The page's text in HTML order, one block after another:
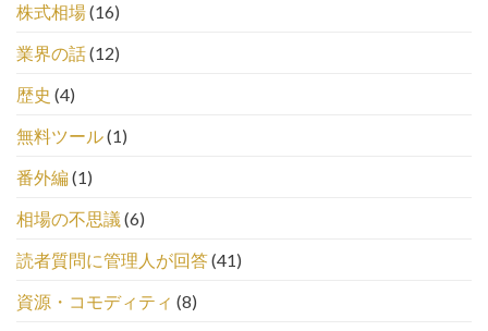
株式相場(16)
業界の話(12)
歴史 (4)
無料ツール(1)
番外編(1)
相場の不思議 (6)
読者質問に管理人が回答(41)
資源・コモディティ (8)